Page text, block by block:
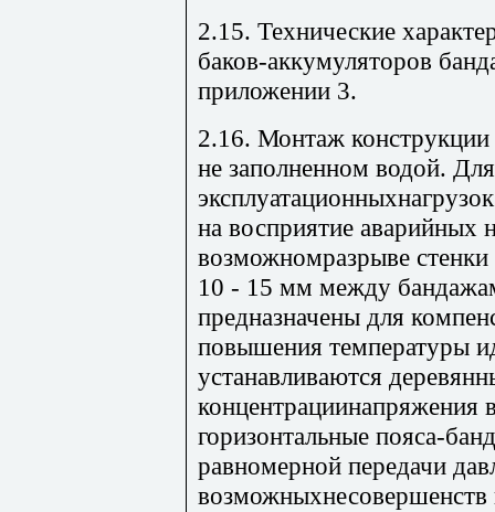
2.15. Технические
баков-аккумуляторов
приложении 3.
2.16. Монтаж
не заполненном водой.
на восприятие аварийных
возможномразрыве
10 - 15 мм между
предназначены для
повышения температуры
устанавливаются
концентрациинапряжения
горизонтальные пояса-
равномерной передачи